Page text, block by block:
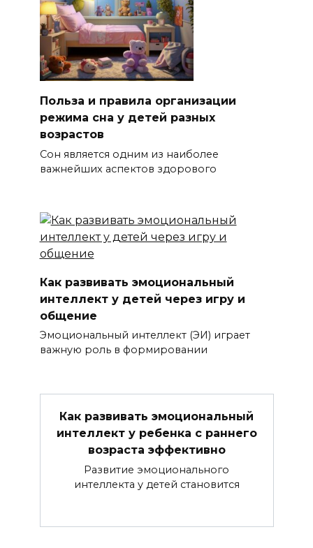
Польза и правила организации
режима сна у детей разных
возрастов
Сон является одним из наиболее
важнейших аспектов здорового
Как развивать эмоциональный
интеллект у детей через игру и
общение
Эмоциональный интеллект (ЭИ) играет
важную роль в формировании
Как развивать эмоциональный
интеллект у ребенка с раннего
возраста эффективно
Развитие эмоционального
интеллекта у детей становится